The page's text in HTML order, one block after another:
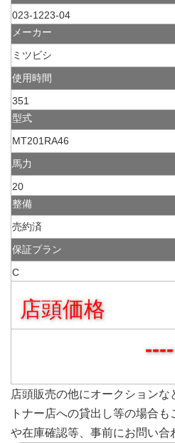
023-1223-04
メーカー
ミツビシ
使用時間
351
型式
MT201RA46
馬力
20
整備
売約済
保証プラン
C
店頭価格
----
店頭販売の他にオークション
トナー店への貸出し等の場合
や在庫確認等、事前にお問い合